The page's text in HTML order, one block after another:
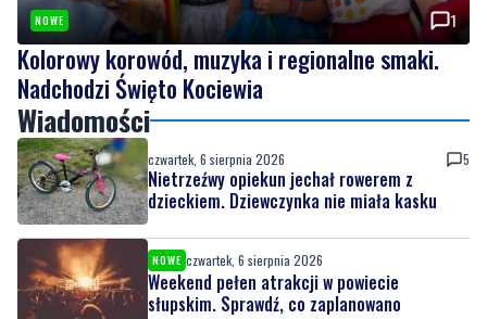
NOWE 1
Kolorowy korowód, muzyka i regionalne smaki.
Nadchodzi Święto Kociewia
Wiadomości
czwartek, 6 sierpnia 2026 5
Nietrzeźwy opiekun jechał rowerem z
dzieckiem. Dziewczynka nie miała kasku
NOWE czwartek, 6 sierpnia 2026
Weekend pełen atrakcji w powiecie
słupskim. Sprawdź, co zaplanowano